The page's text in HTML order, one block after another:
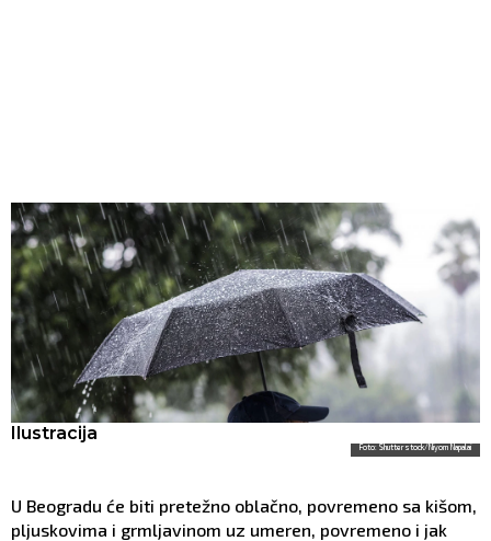
Foto: Shutterstock/Niyom Napalai
Ilustracija
U Beogradu će biti pretežno oblačno, povremeno sa kišom,
pljuskovima i grmljavinom uz umeren, povremeno i jak